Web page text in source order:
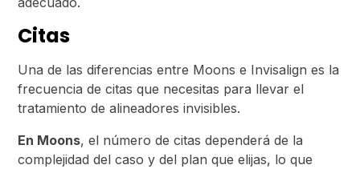
Citas
Una de las diferencias entre Moons e Invisalign es la
frecuencia de citas que necesitas para llevar el
tratamiento de alineadores invisibles.
En Moons, el número de citas dependerá de la
complejidad del caso y del plan que elijas, lo que